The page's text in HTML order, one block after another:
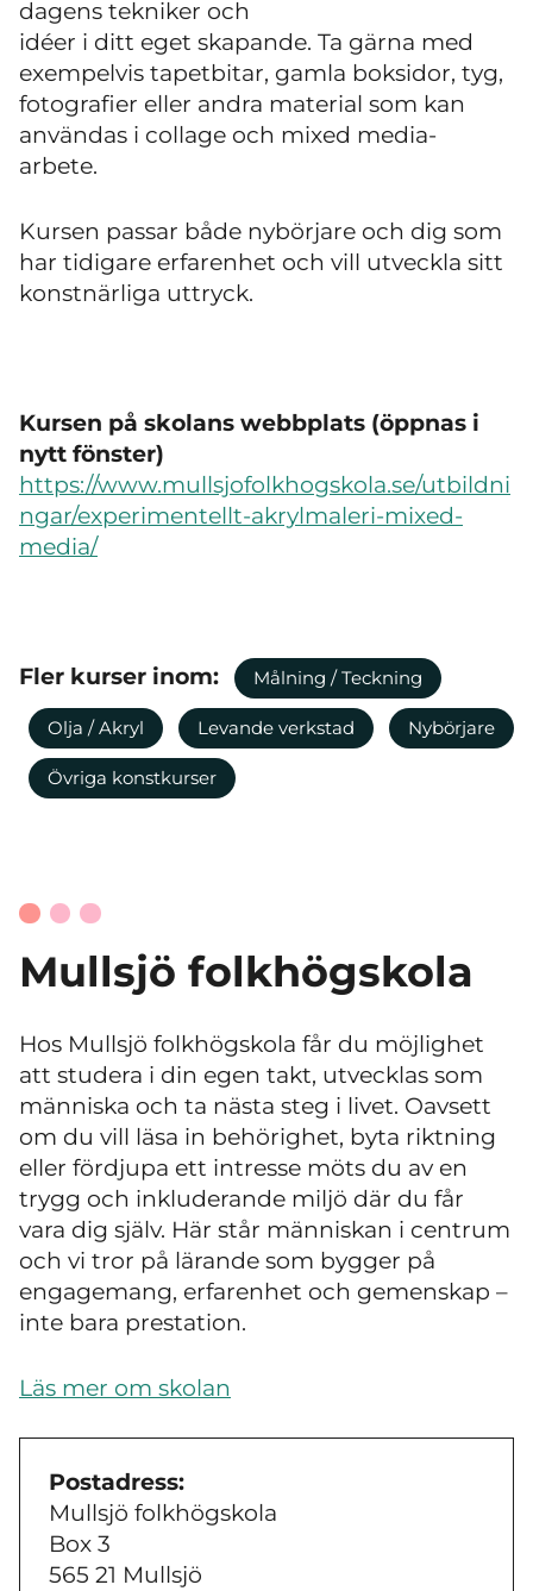
dagens tekniker och
idéer i ditt eget skapande. Ta gärna med
exempelvis tapetbitar, gamla boksidor, tyg,
fotografier eller andra material som kan
användas i collage och mixed media-
arbete.
Kursen passar både nybörjare och dig som
har tidigare erfarenhet och vill utveckla sitt
konstnärliga uttryck.
Kursen på skolans webbplats (öppnas i
nytt fönster)
https://www.mullsjofolkhogskola.se/utbildni
ngar/experimentellt-akrylmaleri-mixed-
media/
Fler kurser inom: Målning / Teckning
Olja / Akryl Levande verkstad Nybörjare
Övriga konstkurser
Mullsjö folkhögskola
Hos Mullsjö folkhögskola får du möjlighet
att studera i din egen takt, utvecklas som
människa och ta nästa steg i livet. Oavsett
om du vill läsa in behörighet, byta riktning
eller fördjupa ett intresse möts du av en
trygg och inkluderande miljö där du får
vara dig själv. Här står människan i centrum
och vi tror på lärande som bygger på
engagemang, erfarenhet och gemenskap –
inte bara prestation.
Läs mer om skolan
Postadress:
Mullsjö folkhögskola
Box 3
565 21 Mullsjö